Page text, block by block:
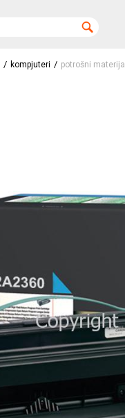
/ kompjuteri / potrošni materijal